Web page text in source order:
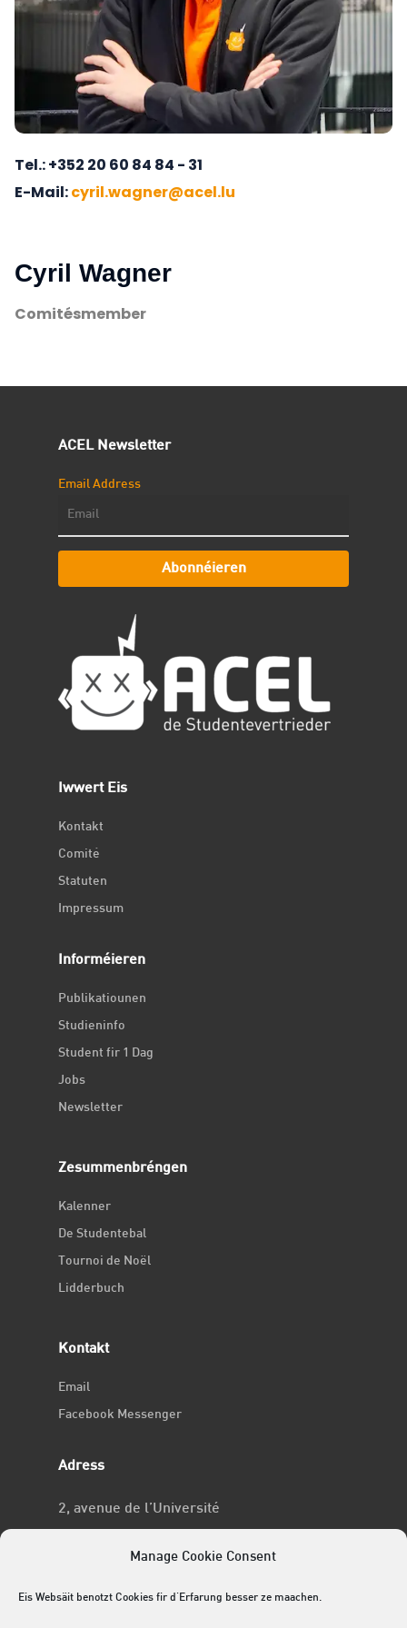
Manage Cookie Consent
Eis Websäit benotzt Cookies fir d'Erfarung besser ze maachen.
Tel. +352 20 60 84 84 - 31
E-Mail cyril.wagner@acel.lu
Cyril Wagner
Comitésmember
ACEL Newsletter
Email Address
Abonnéieren
Iwwert Eis
Kontakt
Comité
Statuten
Impressum
Informéieren
Publikatiounen
Studieninfo
Student fir 1 Dag
Jobs
Newsletter
Zesummenbréngen
Kalenner
De Studentebal
Tournoi de Noël
Lidderbuch
Kontakt
Email
Facebook Messenger
Adress
2, avenue de l’Université
No RCSL